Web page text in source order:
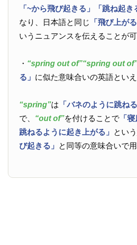
「~から飛び起きる」
「跳ね起き
なり、日本語と同じ
「飛び上が
いうニュアンスを伝えることが可
・ “spring out of”“spring out
る」 に似た意味合いの英語といえ
“spring”は 「バネのように跳ねる
で、 “out of”を付けることで「寝
跳ねるように起き上がる」 とい
び起きる」 と同等の意味合いで